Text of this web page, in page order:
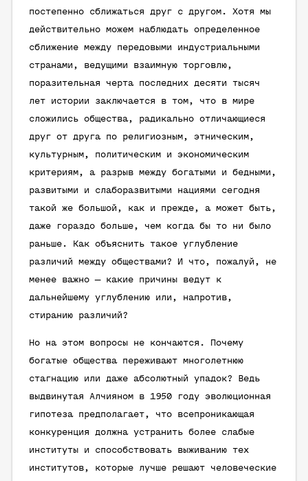
постепенно сближаться друг с другом. Хотя мы
действительно можем наблюдать определенное
сближение между передовыми индустриальными
странами, ведущими взаимную торговлю,
поразительная черта последних десяти тысяч
лет истории заключается в том, что в мире
сложились общества, радикально отличающиеся
друг от друга по религиозным, этническим,
культурным, политическим и экономическим
критериям, а разрыв между богатыми и бедными,
развитыми и слаборазвитыми нациями сегодня
такой же большой, как и прежде, а может быть,
даже гораздо больше, чем когда бы то ни было
раньше. Как объяснить такое углубление
различий между обществами? И что, пожалуй, не
менее важно — какие причины ведут к
дальнейшему углублению или, напротив,
стиранию различий?
Но на этом вопросы не кончаются. Почему
богатые общества переживают многолетнюю
стагнацию или даже абсолютный упадок? Ведь
выдвинутая Алчияном в 1950 году эволюционная
гипотеза предполагает, что всепроникающая
конкуренция должна устранить более слабые
институты и способствовать выживанию тех
институтов, которые лучше решают человеческие